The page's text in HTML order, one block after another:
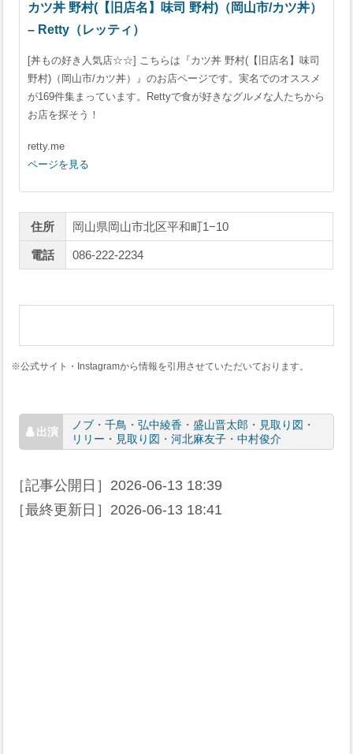
カツ丼 野村(【旧店名】味司 野村)（岡山市/カツ丼）
– Retty（レッティ）
[丼もの好き人気店☆☆] こちらは『カツ丼 野村(【旧店名】味司
野村)（岡山市/カツ丼）』のお店ページです。実名でのオススメ
が169件集まっています。Rettyで食が好きなグルメな人たちから
お店を探そう！
retty.me
ページを見る
住所 岡山県岡山市北区平和町1−10
電話 086-222-2234
※公式サイト・Instagramから情報を引用させていただいております。
ノブ・ 千鳥 ・ 弘中綾香・ 盛山晋太郎 ・ 見取り図 ・
リリー ・ 見取り図 ・ 河北麻友子・ 中村俊介
［記事公開日］ 2026-06-13 18:39
［最終更新日］ 2026-06-13 18:41